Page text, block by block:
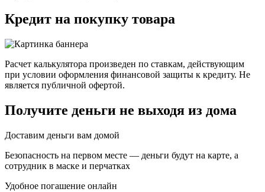
Кредит на покупку товара
Расчет калькулятора произведен по ставкам, действующим
при условии оформления финансовой защиты к кредиту. Не
является публичной офертой.
Получите деньги не выходя из дома
Доставим деньги вам домой
Безопасность на первом месте — деньги будут на карте, а
сотрудник в маске и перчатках
Удобное погашение онлайн